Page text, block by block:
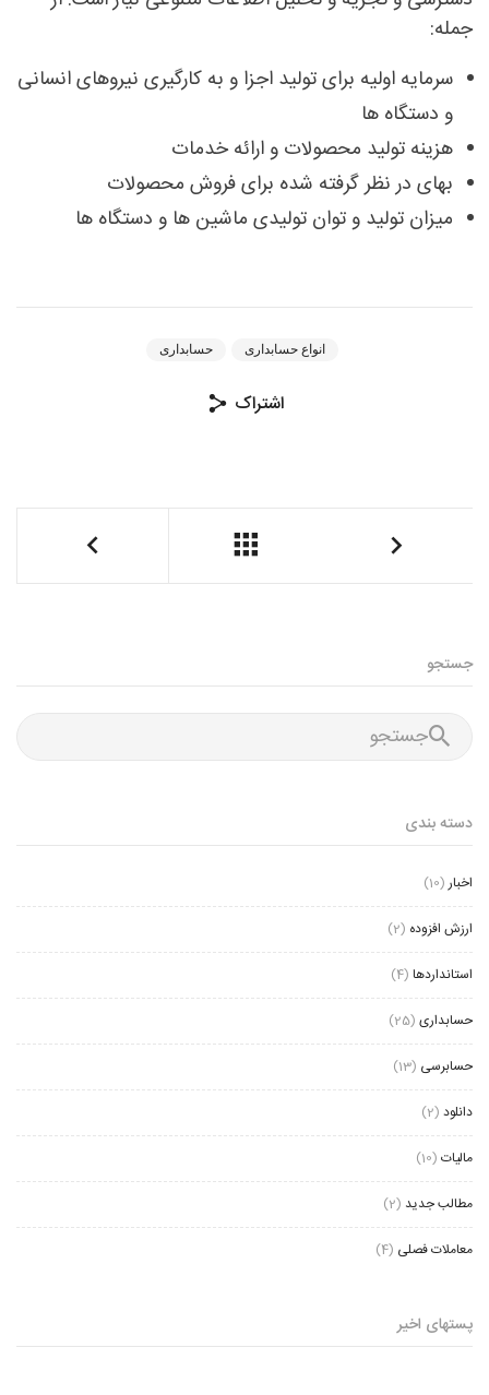
جمله:
سرمایه اولیه برای تولید اجزا و به کارگیری نیروهای انسانی
و دستگاه ها
هزینه تولید محصولات و ارائه خدمات
بهای در نظر گرفته شده برای فروش محصولات
میزان تولید و توان تولیدی ماشین ها و دستگاه ها
انواع حسابداری حسابداری
اشتراک
جستجو
دسته بندی
اخبار (10)
ارزش افزوده (2)
استانداردها (4)
حسابداری (25)
حسابرسی (13)
دانلود (2)
مالیات (10)
مطالب جدید (2)
معاملات فصلی (4)
پستهای اخیر